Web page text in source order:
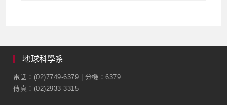
地球科學系
電話：(02)7749-6379 | 分機：6379
傳真：(02)2933-3315